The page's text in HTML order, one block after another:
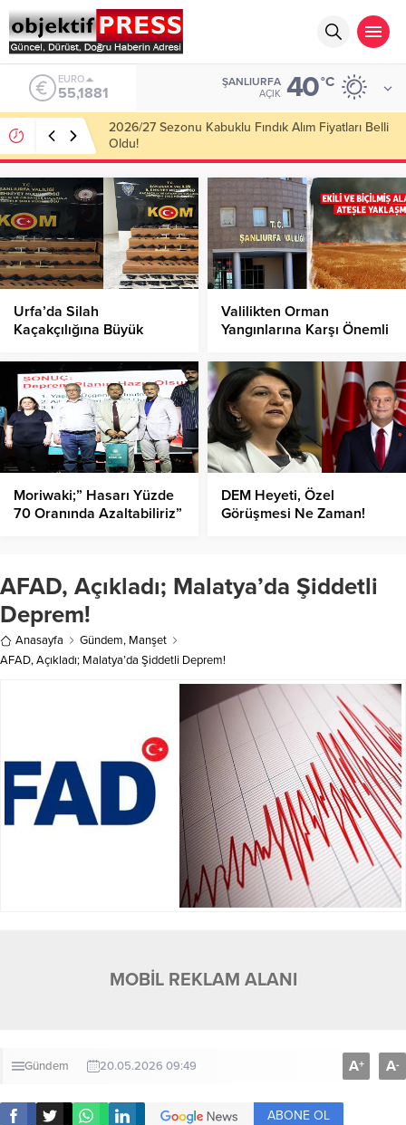
ALTIN
6.660,55
ŞANLIURFA
AÇIK 40°C
Haliliye Belediyesi Her Gün 4 Bin 898 Kişiye Sıcak
Yemek Ulaştırıyor!
Urfa’da Silah
Kaçakçılığına Büyük
Geçirildi!
Valilikten Orman
Yangınlarına Karşı Önemli
Moriwaki;” Hasarı Yüzde
70 Oranında Azaltabiliriz”
DEM Heyeti, Özel
Görüşmesi Ne Zaman!
AFAD, Açıkladı; Malatya’da Şiddetli
Deprem!
Anasayfa Gündem, Manşet
AFAD, Açıkladı; Malatya’da Şiddetli Deprem!
MOBİL REKLAM ALANI
Gündem 20.05.2026 09:49 A+ A-
ABONE OL